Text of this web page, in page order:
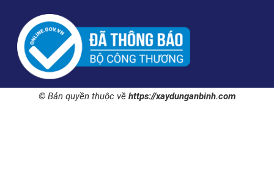
© Bản quyền thuộc về https://xaydunganbinh.com